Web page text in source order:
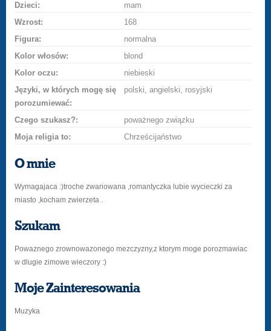
Dzieci:
mam
Wzrost:
168
Figura:
normalna
Kolor włosów:
blond
Kolor oczu:
niebieski
Języki, w których mogę się
porozumiewać:
polski, angielski, rosyjski
Czego szukasz?:
poważnego związku
Moja religia to:
Chrześcijaństwo
O mnie
Wymagajaca :)troche zwariowana ,romantyczka lubie wycieczki za
miasto ,kocham zwierzeta .
Szukam
Powaznego zrownowazonego mezczyzny,z ktorym moge porozmawiac
w dlugie zimowe wieczory :)
Moje Zainteresowania
Muzyka